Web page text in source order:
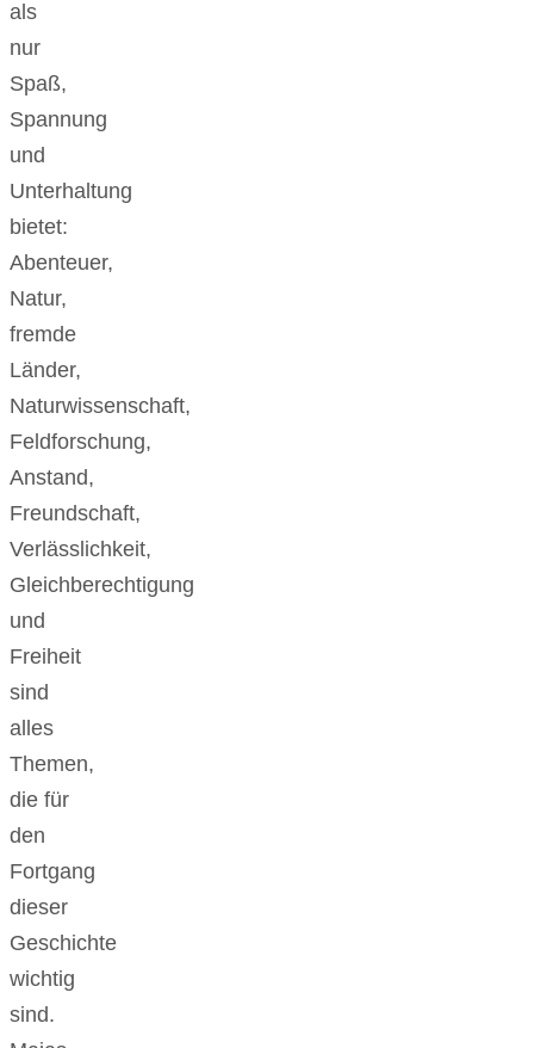
als
nur
Spaß,
Spannung
und
Unterhaltung
bietet:
Abenteuer,
Natur,
fremde
Länder,
Naturwissenschaft,
Feldforschung,
Anstand,
Freundschaft,
Verlässlichkeit,
Gleichberechtigung
und
Freiheit
sind
alles
Themen,
die für
den
Fortgang
dieser
Geschichte
wichtig
sind.